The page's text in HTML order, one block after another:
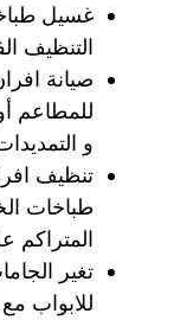
غسيل
التنظيف
صيانة
للمطاعم
و
تنظيف
طباخات
المتراكم
تغير
للابواب